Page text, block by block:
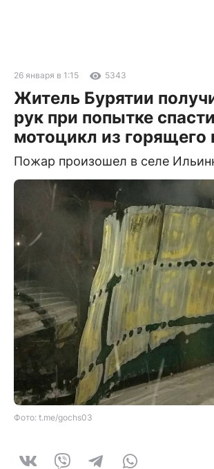
26 января в 1:15 5343
Житель Бурятии
рук при попытке спасти
мотоцикл из горящего
Пожар произошел в селе
Фото: t.me/gochs03